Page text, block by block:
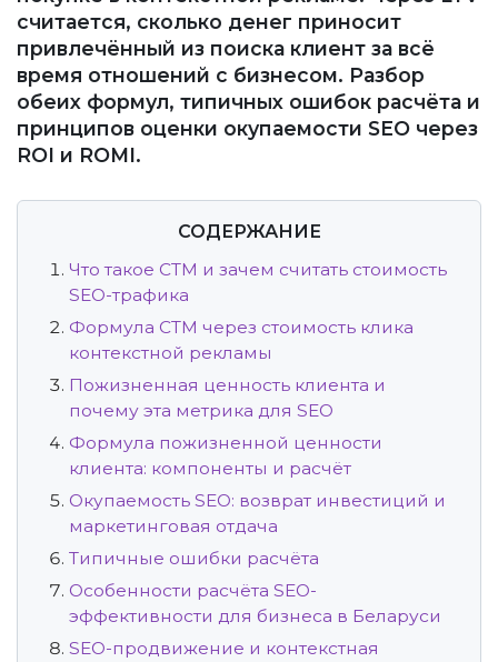
считается, сколько денег приносит
привлечённый из поиска клиент за всё
время отношений с бизнесом. Разбор
обеих формул, типичных ошибок расчёта и
принципов оценки окупаемости SEO через
ROI и ROMI.
СОДЕРЖАНИЕ
Что такое СТМ и зачем считать стоимость
SEO-трафика
Формула СТМ через стоимость клика
контекстной рекламы
Пожизненная ценность клиента и
почему эта метрика для SEO
Формула пожизненной ценности
клиента: компоненты и расчёт
Окупаемость SEO: возврат инвестиций и
маркетинговая отдача
Типичные ошибки расчёта
Особенности расчёта SEO-
эффективности для бизнеса в Беларуси
SEO-продвижение и контекстная